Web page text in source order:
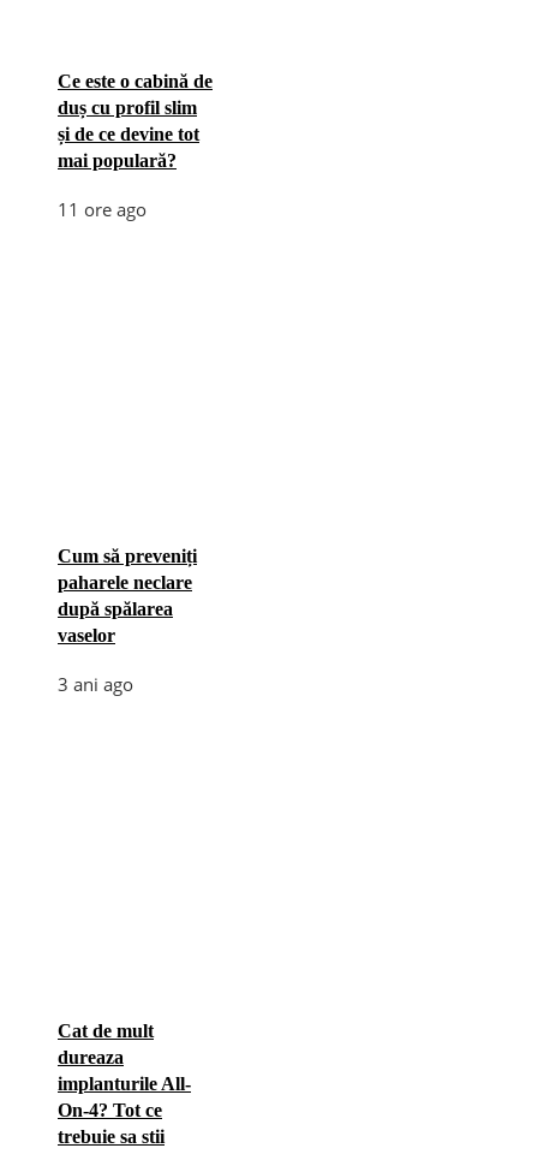
Ce este o cabină de
duș cu profil slim
și de ce devine tot
mai populară?
11 ore ago
Cum să preveniți
paharele neclare
după spălarea
vaselor
3 ani ago
Cat de mult
dureaza
implanturile All-
On-4? Tot ce
trebuie sa stii